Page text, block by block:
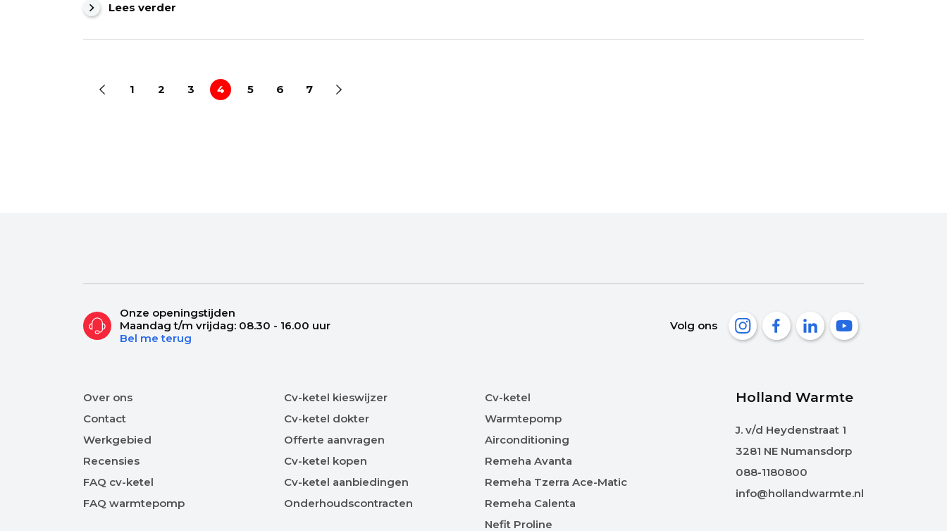
Lees verder
1 2 3 4 5 6 7
Onze openingstijden
Maandag t/m vrijdag: 08.30 - 16.00 uur
Bel me terug
Volg ons
Over ons
Contact
Werkgebied
Recensies
FAQ cv-ketel
FAQ warmtepomp
Cv-ketel kieswijzer
Cv-ketel dokter
Offerte aanvragen
Cv-ketel kopen
Cv-ketel aanbiedingen
Onderhoudscontracten
Cv-ketel
Warmtepomp
Airconditioning
Remeha Avanta
Remeha Tzerra Ace-Matic
Remeha Calenta
Nefit Proline
Holland Warmte
J. v/d Heydenstraat 1
3281 NE Numansdorp
088-1180800
info@hollandwarmte.nl